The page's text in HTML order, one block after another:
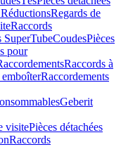
Regards de
Raccords
SuperTubeCoudesPièces
pour
Raccords à
emboîterRaccordements
Geberit
visitePièces détachées
Raccords